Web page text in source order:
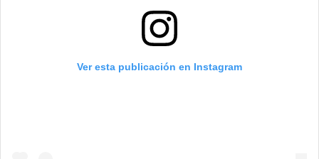
Ver esta publicación en Instagram